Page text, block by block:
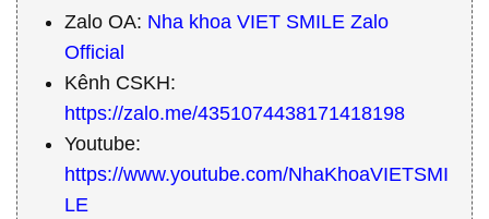
Zalo OA: Nha khoa VIET SMILE Zalo
Official
Kênh CSKH:
https://zalo.me/4351074438171418198
Youtube:
https://www.youtube.com/NhaKhoaVIETSMI
LE